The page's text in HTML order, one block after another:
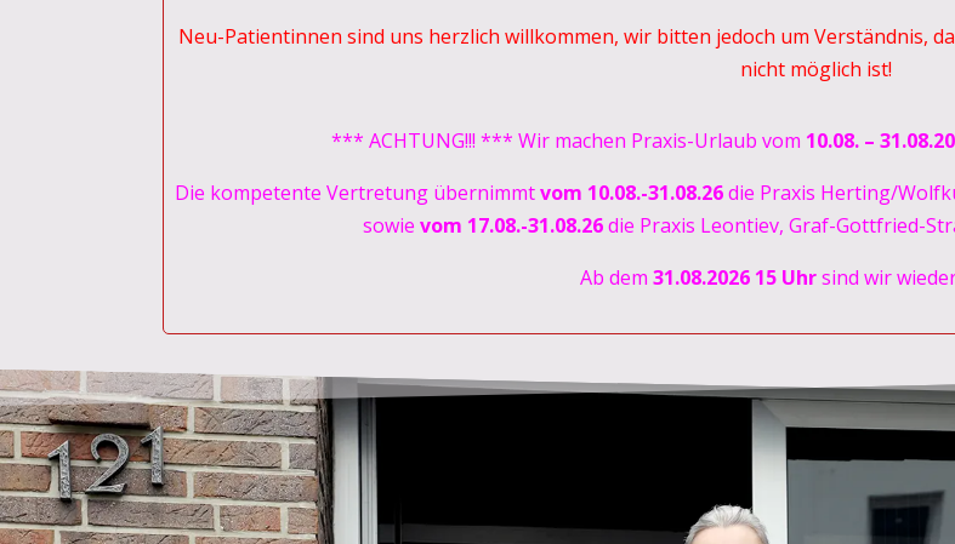
Neu-Patientinnen sind uns herzlich willkommen, wir bitten jedoch um Verständnis,
nicht möglich ist!
*** ACHTUNG!!! *** Wir machen Praxis-Urlaub vom 10.08. –
Die kompetente Vertretung übernimmtvom 10.08.-31.08.26die Praxis Herting/
sowie vom 17.08.-31.08.26die Praxis Leontiev, Graf-Gottfried-
Ab dem 31.08.2026 15 Uhrsind wir